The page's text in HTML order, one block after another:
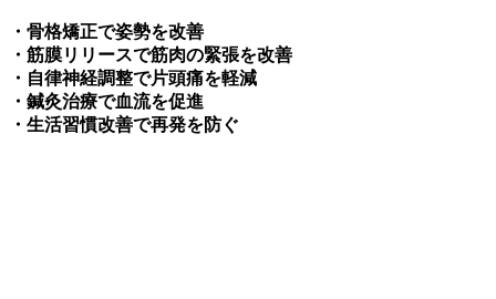
・骨格矯正で姿勢を改善
・筋膜リリースで筋肉の緊張を改善
・自律神経調整で片頭痛を軽減
・鍼灸治療で血流を促進
・生活習慣改善で再発を防ぐ